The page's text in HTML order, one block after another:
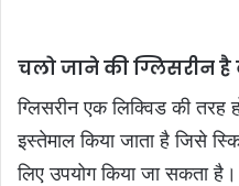
चलो जाने की ग्लिसरीन है
ग्लिसरीन एक लिक्विड की तरह
इस्तेमाल किया जाता है जिसे
लिए उपयोग किया जा सकता